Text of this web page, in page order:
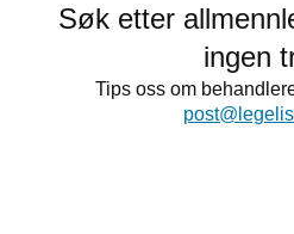
Søk etter
ingen
Tips oss om